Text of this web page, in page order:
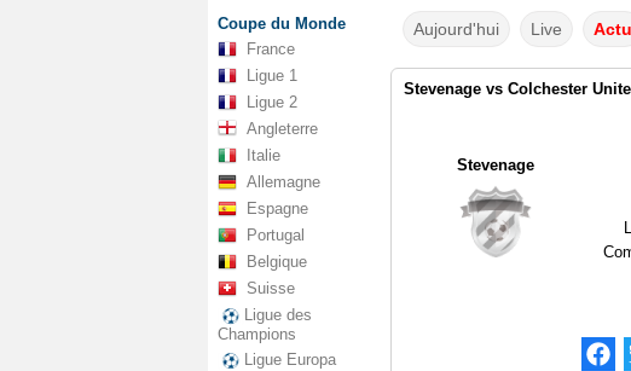
Coupe du Monde
France
Ligue 1
Ligue 2
Angleterre
Italie
Allemagne
Espagne
Portugal
Belgique
Suisse
Ligue des
Champions
Ligue Europa
Aujourd'hui Live Actu
Stevenage vs Colchester
Stevenage